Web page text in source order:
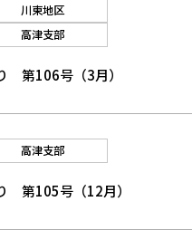
川東地区
高津支部
第106号（3月）
高津支部
第105号（12月）